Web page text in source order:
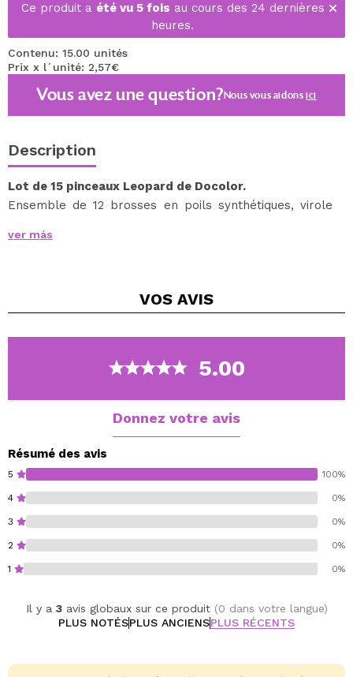
Ce produit a été vu 5 fois au cours des 24 dernières
heures.
Contenu: 15.00 unités
Prix x l´unité: 2,57€
Vous avez une question?Nous vous aidonsici
Description
Lot de 15 pinceaux Leopard de Docolor.
Ensemble de 12 brosses en poils synthétiques, virole
Ils ont un motif léopard mignon et vivant et sont livrés
1 x pinceau à poudre.
1 x pinceau de fond de teint.
1 x pinceau contour.
2 x pinceaux estompeurs.
1 x brosse contour du nez.
1 x brosse à sourcils.
1 x pinceau à lèvres.
1 x brosse éventail.
4 x bouffées de doigts.
Vegan.
ver más
VOS AVIS
5.00
Donnez votre avis
Résumé des avis
5 100%
4 0%
3 0%
2 0%
1 0%
Il y a 3avis globaux sur ce produit (0 dans votre langue)
PLUS NOTÉSPLUS ANCIENSPLUS RÉCENTS